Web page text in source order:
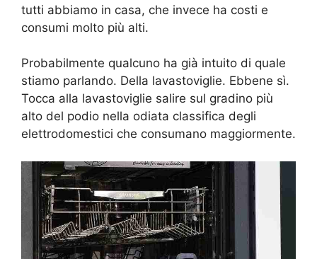
tutti abbiamo in casa, che invece ha costi e
consumi molto più alti.
Probabilmente qualcuno ha già intuito di quale
stiamo parlando. Della lavastoviglie. Ebbene sì.
Tocca alla lavastoviglie salire sul gradino più
alto del podio nella odiata classifica degli
elettrodomestici che consumano maggiormente.